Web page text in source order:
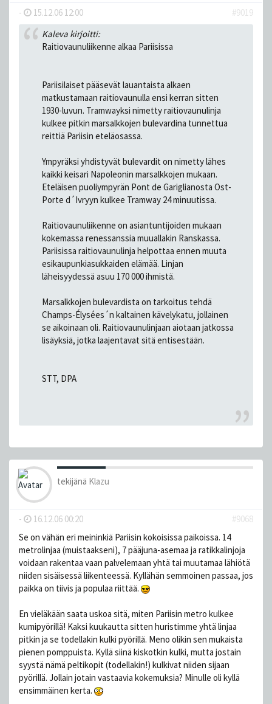
- 15.12.06 12:00
#9019
Kaleva kirjoitti:
Raitiovaunuliikenne alkaa Pariisissa
Pariisilaiset pääsevät lauantaista alkaen
matkustamaan raitiovaunulla ensi kerran sitten
1930-luvun. Tramwayksi nimetty raitiovaunulinja
kulkee pitkin marsalkkojen bulevardina tunnettua
reittiä Pariisin eteläosassa.
Ympyräksi yhdistyvät bulevardit on nimetty lähes
kaikki keisari Napoleonin marsalkkojen mukaan.
Eteläisen puoliympyrän Pont de Gariglianosta Ost-
Porte d´Ivryyn kulkee Tramway 24 minuutissa.
Raitiovaunuliikenne on asiantuntijoiden mukaan
kokemassa renessanssia muuallakin Ranskassa.
Pariisissa raitiovaunulinja helpottaa ennen muuta
esikaupunkiasukkaiden elämää. Linjan
läheisyydessä asuu 170 000 ihmistä.
Marsalkkojen bulevardista on tarkoitus tehdä
Champs-Élysées´n kaltainen kävelykatu, jollainen
se aikoinaan oli. Raitiovaunulinjaan aiotaan jatkossa
lisäyksiä, jotka laajentavat sitä entisestään.
STT, DPA
tekijänä Klazu
- 16.12.06 00:20
#9068
Se on vähän eri meininkiä Pariisin kokoisissa paikoissa. 14
metrolinjaa (muistaakseni), 7 pääjuna-asemaa ja ratikkalinjoja
voidaan rakentaa vaan palvelemaan yhtä tai muutamaa lähiötä
niiden sisäisessä liikenteessä. Kyllähän semmoinen passaa, jos
paikka on tiivis ja populaa riittää.
En vieläkään saata uskoa sitä, miten Pariisin metro kulkee
kumipyörillä! Kaksi kuukautta sitten huristimme yhtä linjaa
pitkin ja se todellakin kulki pyörillä. Meno olikin sen mukaista
pienen pomppuista. Kyllä siinä kiskotkin kulki, mutta jostain
syystä nämä peltikopit (todellakin!) kulkivat niiden sijaan
pyörillä. Jollain jotain vastaavia kokemuksia? Minulle oli kyllä
ensimmäinen kerta.